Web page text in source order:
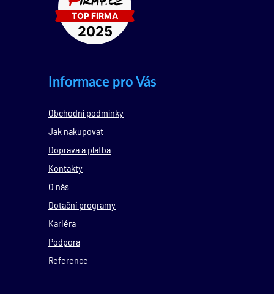
Informace pro Vás
Obchodní podmínky
Jak nakupovat
Doprava a platba
Kontakty
O nás
Dotační programy
Kariéra
Podpora
Reference